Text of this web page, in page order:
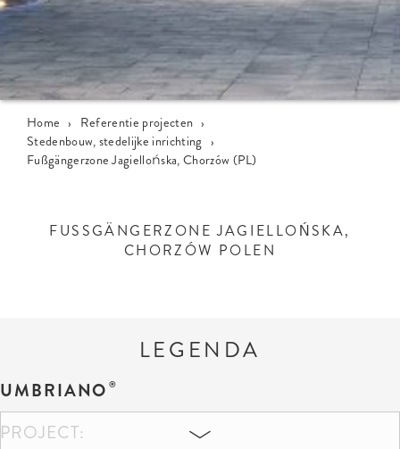
Home › Referentie projecten ›
Stedenbouw, stedelijke inrichting ›
Fußgängerzone Jagiellońska, Chorzów (PL)
FUSSGÄNGERZONE JAGIELLOŃSKA, C
HORZÓW POLEN
LEGENDA
UMBRIANO
PROJECT: